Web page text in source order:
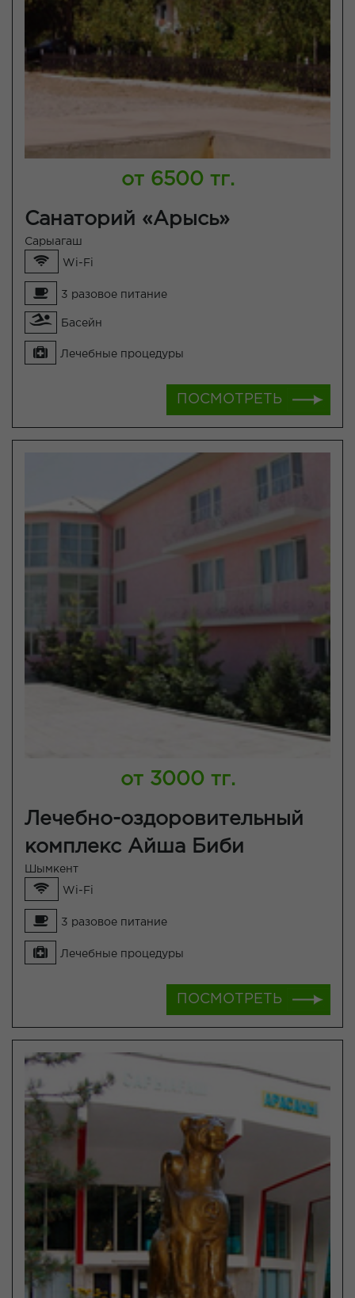
от 6500 тг.
Санаторий «Арысь»
Сарыагаш
Wi-Fi
3 разовое питание
Басейн
Лечебные процедуры
ПОСМОТРЕТЬ
от 3000 тг.
Лечебно-оздоровительный
комплекс Айша Биби
Шымкент
Wi-Fi
3 разовое питание
Лечебные процедуры
ПОСМОТРЕТЬ